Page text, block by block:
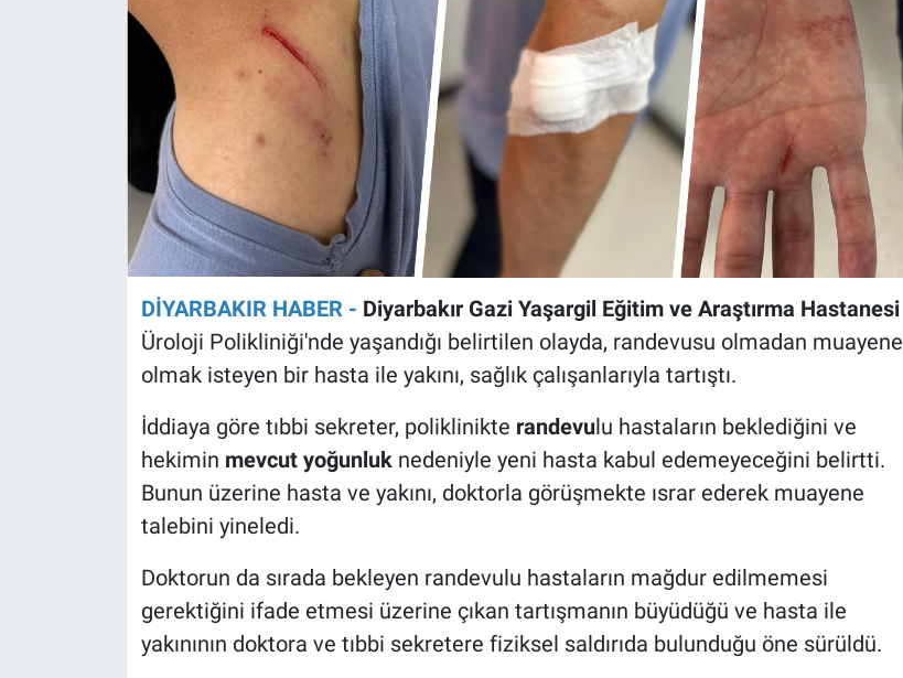
DİYARBAKIR HABER - Diyarbakır Gazi Yaşargil Eğitim ve Araştırma Hastanesi
Üroloji Polikliniği'nde yaşandığı belirtilen olayda, randevusu olmadan muayene
olmak isteyen bir hasta ile yakını, sağlık çalışanlarıyla tartıştı.
İddiaya göre tıbbi sekreter, poliklinikte randevulu hastaların beklediğini ve
hekimin mevcut yoğunluknedeniyle yeni hasta kabul edemeyeceğini belirtti.
Bunun üzerine hasta ve yakını, doktorla görüşmekte ısrar ederek muayene
talebini yineledi.
Doktorun da sırada bekleyen randevulu hastaların mağdur edilmemesi
gerektiğini ifade etmesi üzerine çıkan tartışmanın büyüdüğü ve hasta ile
yakınının doktora ve tıbbi sekretere fiziksel saldırıda bulunduğu öne sürüldü.
TEKNOLOJİ